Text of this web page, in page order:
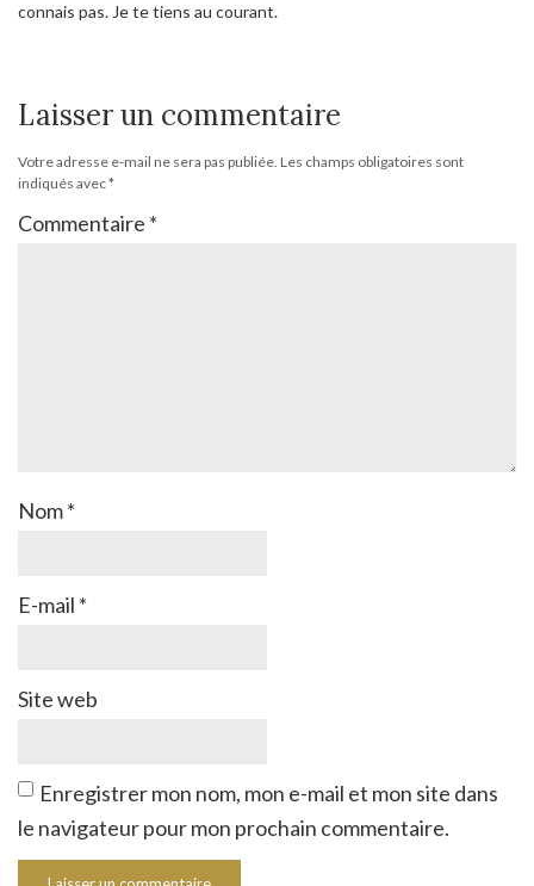
connais pas. Je te tiens au courant.
Laisser un commentaire
Votre adresse e-mail ne sera pas publiée. Les champs obligatoires sont
indiqués avec*
Commentaire *
Nom*
E-mail *
Site web
Enregistrer mon nom, mon e-mail et mon site dans
le navigateur pour mon prochain commentaire.